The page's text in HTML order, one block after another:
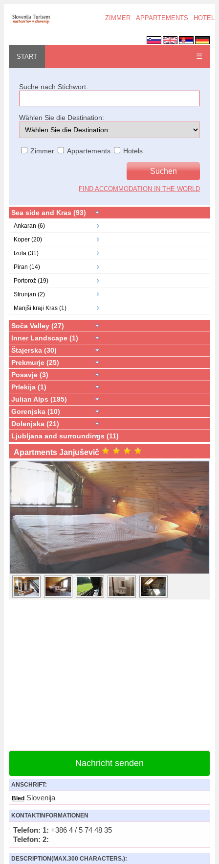
ZIMMER APPARTEMENTS HOTELS
START ☰
Suche nach Stichwort:
Wählen Sie die Destination:
Zimmer Appartements Hotels
FIND ACCOMMODATION IN THE WORLD
Sea side and Kras (93)
Ankaran (6)
Koper (20)
Izola (31)
Piran (14)
Portorož (19)
Strunjan (2)
Manjši kraji Kras (1)
Soča Valley (27)
Inner Landscape (1)
Štajerska (30)
Prekmurje (25)
Posavje (3)
Prlekija (1)
Julian Alps (195)
Gorenjska (10)
Dolenjska (21)
Ljubljana and surroundings (11)
Apartments Janjuševič
Nachricht senden
ANSCHRIFT:
Bled Slovenija
KONTAKTINFORMATIONEN
Telefon: 1: +386 4 / 5 74 48 35
Telefon: 2:
DESCRIPTION(MAX.300 CHARACTERS.):